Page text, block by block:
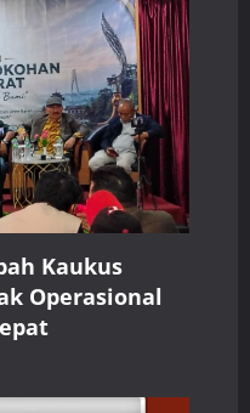
Kaukus
Operasional